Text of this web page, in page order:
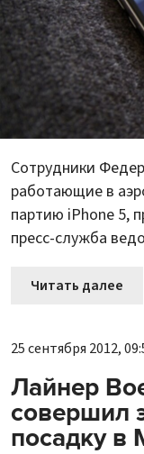
Сотрудники
работающие в
партию iPhone 5,
пресс-служба
Читать далее
25 сентября 2012,
Лайнер
совершил
посадку в